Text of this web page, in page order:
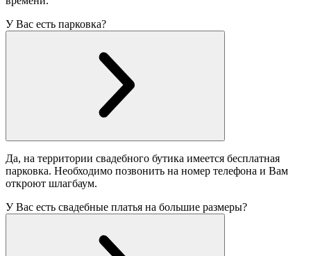
У Вас есть парковка?
Да, на территории свадебного бутика имеется бесплатная
парковка. Необходимо позвонить на номер телефона и Вам
откроют шлагбаум.
У Вас есть свадебные платья на большие размеры?